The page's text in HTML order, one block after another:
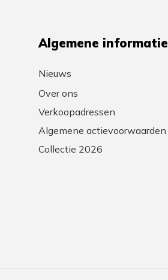
Algemene informatie
Nieuws
Over ons
Verkoopadressen
Algemene actievoorwaarden
Collectie 2026